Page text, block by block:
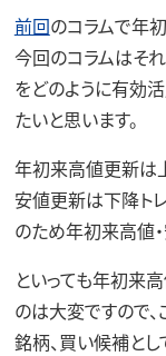
前回のコラムで年
今回のコラムはそれ
をどのように有効
たいと思います。
年初来高値更新は
安値更新は下降ト
のため年初来高値
といっても年初来
のは大変ですので
銘柄、買い候補と